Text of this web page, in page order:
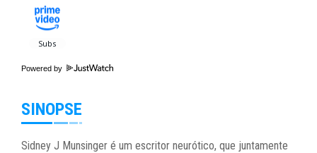
Powered by
SINOPSE
Sidney J Munsinger é um escritor neurótico, que juntamente